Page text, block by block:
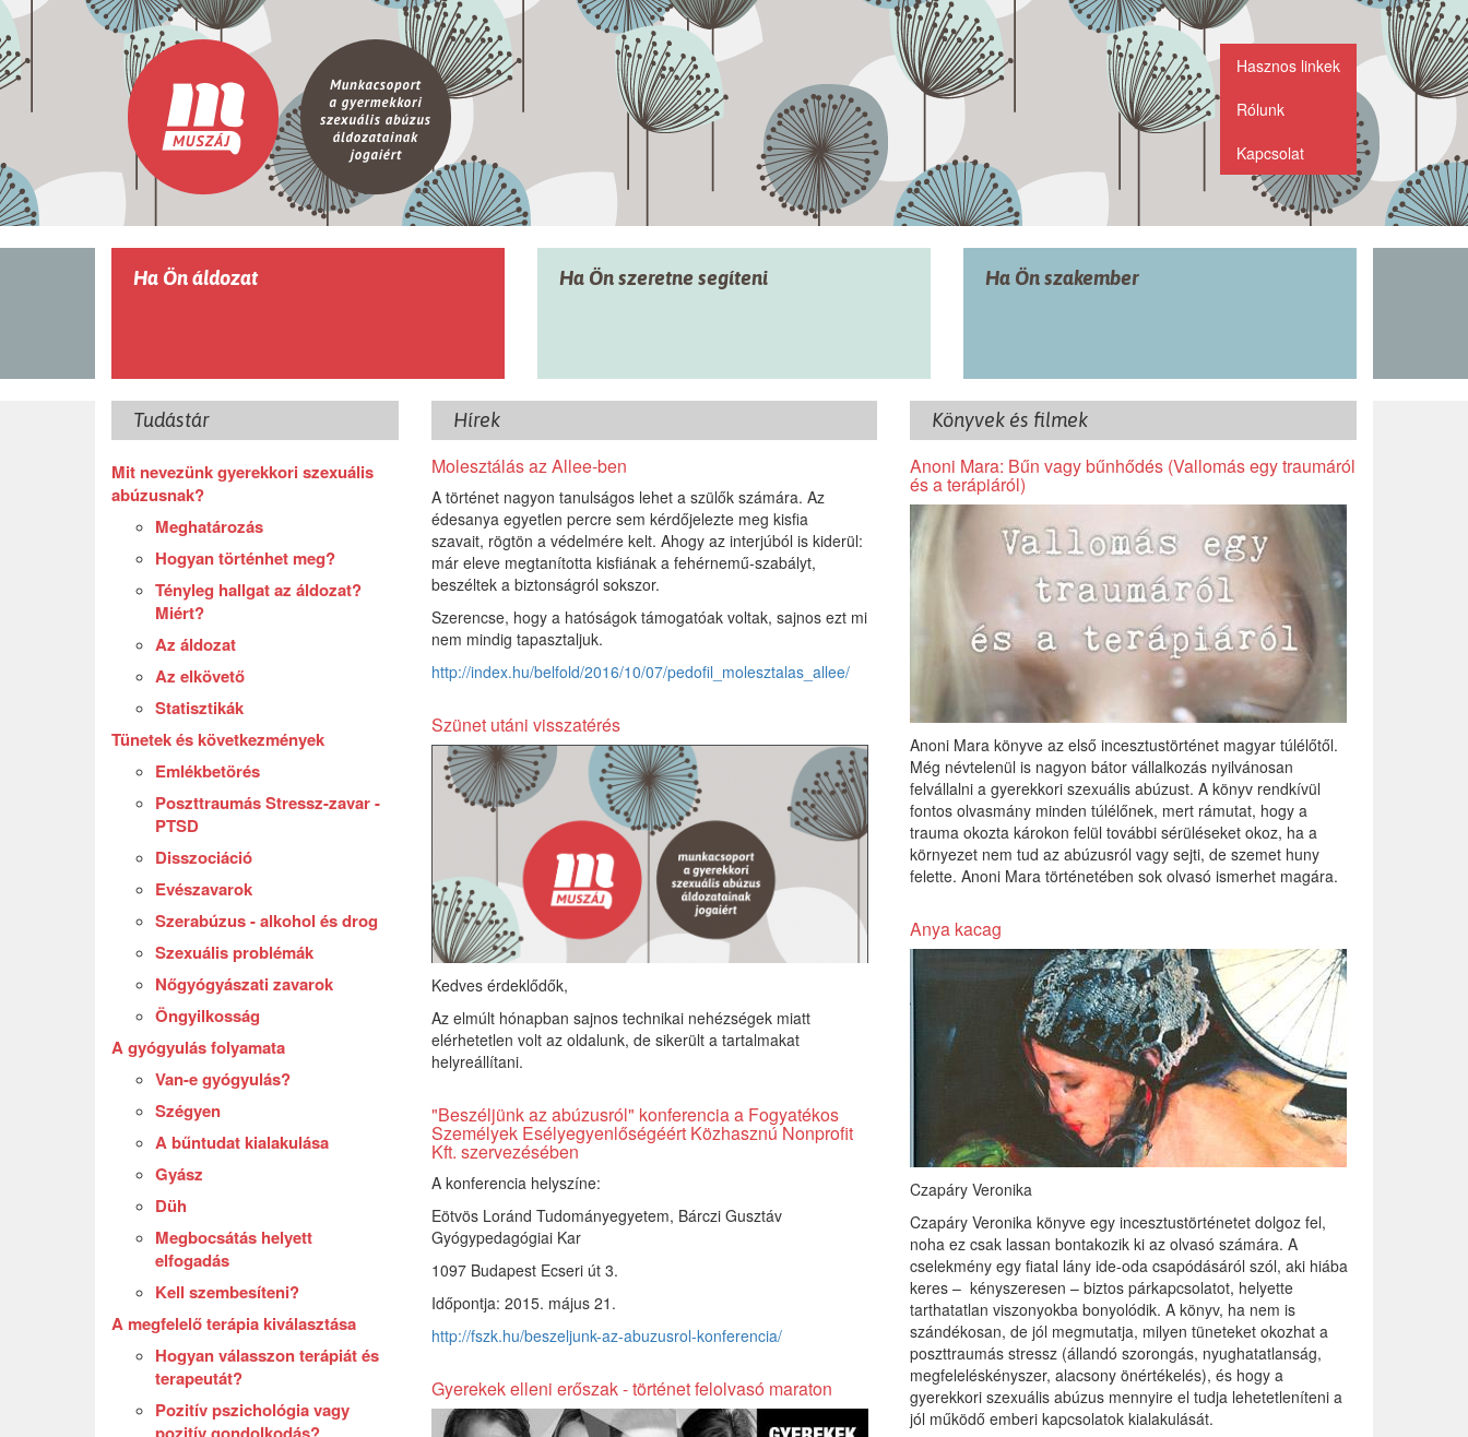
Ugrás a tartalomra
Hasznos linkek
Rólunk
Kapcsolat
Ha Ön áldozat Ha Ön szeretne segíteni Ha Ön szakember
Tudástár
Mit nevezünk gyerekkori szexuális
abúzusnak?
Meghatározás
Hogyan történhet meg?
Tényleg hallgat az áldozat?
Miért?
Az áldozat
Az elkövető
Statisztikák
Tünetek és következmények
Emlékbetörés
Poszttraumás Stressz-zavar -
PTSD
Disszociáció
Evészavarok
Szerabúzus - alkohol és drog
Szexuális problémák
Nőgyógyászati zavarok
Öngyilkosság
A gyógyulás folyamata
Van-e gyógyulás?
Szégyen
A bűntudat kialakulása
Gyász
Düh
Megbocsátás helyett
elfogadás
Kell szembesíteni?
A megfelelő terápia kiválasztása
Hogyan válasszon terápiát és
terapeutát?
Pozitív pszichológia vagy
Hírek
Molesztálás az Allee-ben
A történet nagyon tanulságos lehet a szülők számára. Az
édesanya egyetlen percre sem kérdőjelezte meg kisfia
szavait, rögtön a védelmére kelt. Ahogy az interjúból is kiderül:
már eleve megtanította kisfiának a fehérnemű-szabályt,
beszéltek a biztonságról sokszor.
Szerencse, hogy a hatóságok támogatóak voltak, sajnos ezt mi
nem mindig tapasztaljuk.
http://index.hu/belfold/2016/10/07/pedofil_molesztalas_allee/
Szünet utáni visszatérés
Kedves érdeklődők,
Az elmúlt hónapban sajnos technikai nehézségek miatt
elérhetetlen volt az oldalunk, de sikerült a tartalmakat
helyreállítani.
"Beszéljünk az abúzusról" konferencia a Fogyatékos
Személyek Esélyegyenlőségéért Közhasznú Nonprofit
Kft. szervezésében
A konferencia helyszíne:
Eötvös Loránd Tudományegyetem, Bárczi Gusztáv
Gyógypedagógiai Kar
1097 Budapest Ecseri út 3.
Időpontja: 2015. május 21.
http://fszk.hu/beszeljunk-az-abuzusrol-konferencia/
Gyerekek elleni erőszak - történet felolvasó maraton
Könyvek és filmek
Anoni Mara: Bűn vagy bűnhődés (Vallomás egy traumáról
és a terápiáról)
Anoni Mara könyve az első incesztustörténet magyar túlélőtől.
Még névtelenül is nagyon bátor vállalkozás nyilvánosan
felvállalni a gyerekkori szexuális abúzust. A könyv rendkívül
fontos olvasmány minden túlélőnek, mert rámutat, hogy a
trauma okozta károkon felül további sérüléseket okoz, ha a
környezet nem tud az abúzusról vagy sejti, de szemet huny
felette. Anoni Mara történetében sok olvasó ismerhet magára.
Anya kacag
Czapáry Veronika
Czapáry Veronika könyve egy incesztustörténetet dolgoz fel,
noha ez csak lassan bontakozik ki az olvasó számára. A
cselekmény egy fiatal lány ide-oda csapódásáról szól, aki hiába
keres – kényszeresen – biztos párkapcsolatot, helyette
tarthatatlan viszonyokba bonyolódik. A könyv, ha nem is
szándékosan, de jól megmutatja, milyen tüneteket okozhat a
poszttraumás stressz (állandó szorongás, nyughatatlanság,
megfeleléskényszer, alacsony önértékelés), és hogy a
gyerekkori szexuális abúzus mennyire el tudja lehetetleníteni a
jól működő emberi kapcsolatok kialakulását.